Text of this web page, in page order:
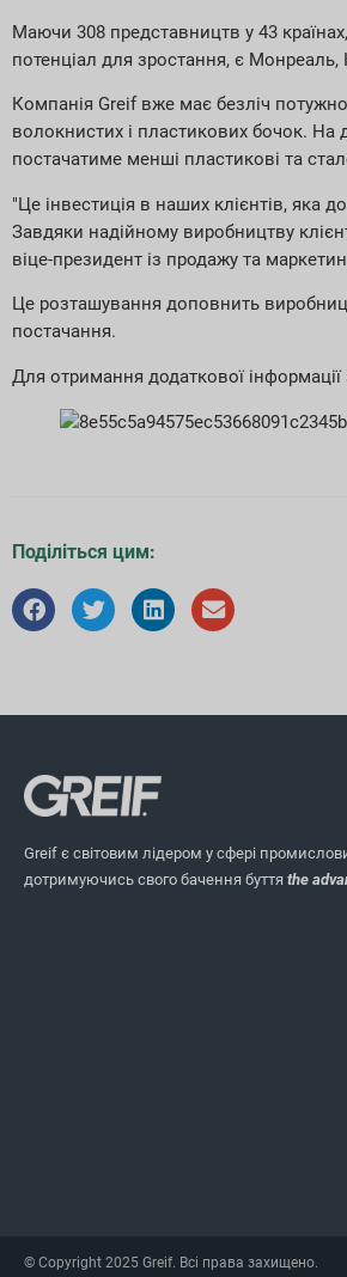
Маючи 308 представництв у 43
потенціал для зростання, є
Компанія Greif вже має безліч
волокнистих і пластикових бочок.
постачатиме менші пластикові та
"Це інвестиція в наших клієнтів, яка
Завдяки надійному виробництву
віце-президент із продажу та
Це розташування доповнить
постачання.
Для отримання додаткової
Поділіться цим:
Greif є світовим лідером у сфері
дотримуючись свого бачення буття the
© Copyright 2025 Greif. Всі права захищено.